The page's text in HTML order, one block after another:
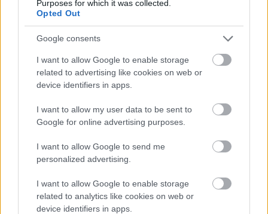
Purposes for which it was collected.
Opted Out
Google consents
I want to allow Google to enable storage
related to advertising like cookies on web or
device identifiers in apps.
I want to allow my user data to be sent to
Google for online advertising purposes.
I want to allow Google to send me
personalized advertising.
I want to allow Google to enable storage
related to analytics like cookies on web or
device identifiers in apps.
Με την πατρίδα μας δεν παίζουμε. Και το
ευκαιρία να δείξουμε ότι δίκαια η πλειοψηφία των
πολιτών εναποθέτει τις ελπίδες της στη Νέα